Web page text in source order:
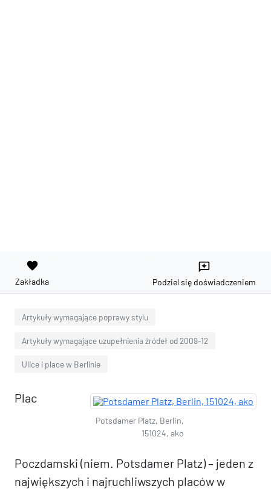
favorite
Zakładka
reviews
Podziel się doświadczeniem
Artykuły wymagające poprawy stylu
Artykuły wymagające uzupełnienia źródeł od 2009-12
Ulice i place w Berlinie
Potsdamer Platz, Berlin,
151024, ako
Plac
Poczdamski (niem. Potsdamer Platz) – jeden z
największych i najruchliwszych placów w